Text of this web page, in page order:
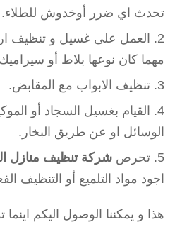
تحدث اي ضرر أوخدوش للطلاء.
العمل على غسيل و تنظيف
مهما كان نوعها بلاط أو
تنظيف الابواب مع المقابض.
القيام بغسيل السجاد أو
الوسائل او عن طريق البخار.
تحرص شركة تنظيف منازل
اجود مواد التلميع أو التنظيف
هذا و يمكننا الوصول اليكم